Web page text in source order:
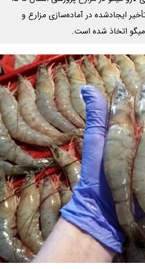
ایجادشده در آماده‌سازی مزارع و
اتخاذ شده است.